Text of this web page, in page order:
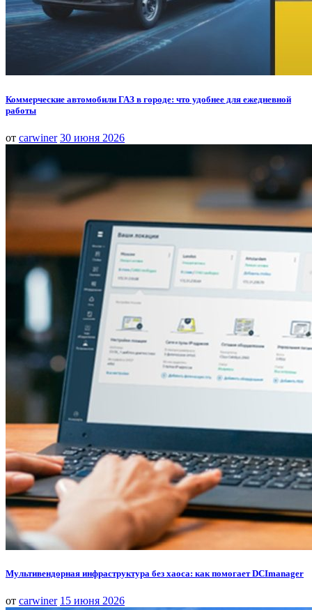
Коммерческие автомобили ГАЗ в городе: что удобнее для ежедневной
работы
от carwiner 30 июня 2026
Мультивендорная инфраструктура без хаоса: как помогает DCImanager
от carwiner 15 июня 2026